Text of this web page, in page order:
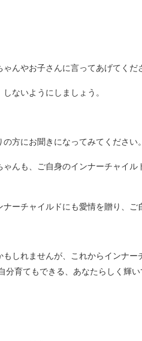
んやお子さんに言ってあげてくだ
ないようにしましょう。
方にお聞きになってみてください。
んも、ご自身のインナーチャイ
ーチャイルドにも愛情を贈り、ご
しれませんが、これからインナー
育てもできる、あなたらしく輝い